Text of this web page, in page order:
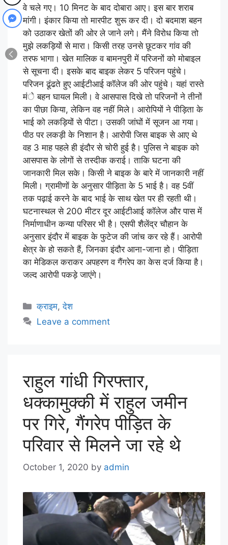
वे चले गए। 10 मिनट के बाद दोबारा आए। इस बार शराब
मांगी। इंकार किया तो मारपीट शुरू कर दी। दो बदमाश बहन
को उठाकर खेतों की ओर ले जाने लगे। मैंने विरोध किया तो
मुझे लकड़ियों से मारा। किसी तरह उनसे छूटकर गांव की
तरफ भागा। खेत मालिक व बामनपुरी में परिजनों को मोबाइल
से सूचना दी। इसके बाद बाइक लेकर 5 परिजन पहुंचे।
परिजन ढूंढते हुए आईटीआई कॉलेज की ओर पहुंचे। यहां रास्ते
मंे बहन घायल मिली। वे आसपास दिखे तो परिजनों ने तीनों
का पीछा किया, लेकिन वह नहीं मिले। आरोपियों ने पीड़िता के
भाई को लकड़ियों से पीटा। उसकी जांघों में सूजन आ गया।
पीठ पर लकड़ी के निशान है। आरोपी जिस बाइक से आए थे
वह 3 माह पहले ही इंदौर से चोरी हुई है। पुलिस ने बाइक को
आसपास के लोगों से तस्दीक कराई। ताकि घटना की
जानकारी मिल सके। किसी ने बाइक के बारे में जानकारी नहीं
मिली। ग्रामीणाें के अनुसार पीड़िता के 5 भाई है। वह 5वीं
तक पढ़ाई करने के बाद भाई के साथ खेत पर ही रहती थी।
घटनास्थल से 200 मीटर दूर आईटीआई कॉलेज और पास में
निर्माणाधीन कन्या परिसर भी है। एसपी शैलेंद्र चौहान के
अनुसार इंदौर में बाइक के फुटेज की जांच कर रहे हैं। आरोपी
क्षेत्र के हो सकते हैं, जिनका इंदौर आना-जाना हो। पीड़िता
का मेडिकल कराकर अपहरण व गैंगरेप का केस दर्ज किया है।
जल्द आरोपी पकड़े जाएंगे।
क्राइम,देश
Leave a comment
राहुल गांधी गिरफ्तार,
धक्कामुक्की में राहुल जमीन
पर गिरे, गैंगरेप पीड़ित के
परिवार से मिलने जा रहे थे
October 1, 2020 by admin